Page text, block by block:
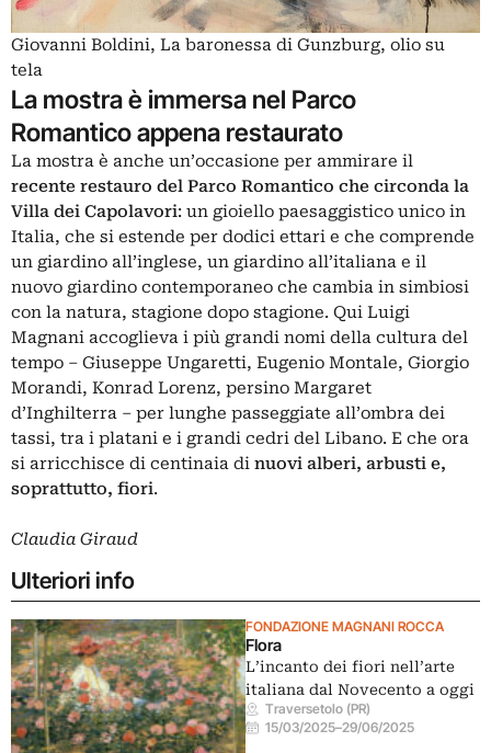
Giovanni Boldini, La baronessa di Gunzburg, olio su
tela
La mostra è immersa nel Parco
Romantico appena restaurato
La mostra è anche un’occasione per ammirare il
recente restauro del Parco Romantico che circonda la
Villa dei Capolavori: un gioiello paesaggistico unico in
Italia, che si estende per dodici ettari e che comprende
un giardino all’inglese, un giardino all’italiana e il
nuovo giardino contemporaneo che cambia in simbiosi
con la natura, stagione dopo stagione. Qui Luigi
Magnani accoglieva i più grandi nomi della cultura del
tempo – Giuseppe Ungaretti, Eugenio Montale, Giorgio
Morandi, Konrad Lorenz, persino Margaret
d’Inghilterra – per lunghe passeggiate all’ombra dei
tassi, tra i platani e i grandi cedri del Libano. E che ora
si arricchisce di centinaia di nuovi alberi, arbusti e,
soprattutto, fiori.
Claudia Giraud
Ulteriori info
FONDAZIONE MAGNANI ROCCA
Flora
L’incanto dei fiori nell’arte
italiana dal Novecento a oggi
Traversetolo (PR)
15/03/2025–29/06/2025